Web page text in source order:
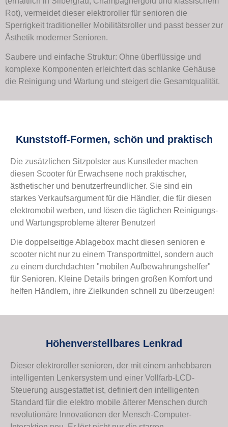
Rot), vermeidet dieser elektroroller für senioren die
Sperrigkeit traditioneller Mobilitätsroller und passt besser zur
Ästhetik moderner Senioren.
Saubere und einfache Struktur: Ohne überflüssige und
komplexe Komponenten erleichtert das schlanke Gehäuse
die Reinigung und Wartung und steigert die Gesamtqualität.
Kunststoff-Formen, schön und praktisch
Die zusätzlichen Sitzpolster aus Kunstleder machen
diesen Scooter für Erwachsene noch praktischer,
ästhetischer und benutzerfreundlicher. Sie sind ein
starkes Verkaufsargument für die Händler, die für diesen
elektromobil werben, und lösen die täglichen Reinigungs-
und Wartungsprobleme älterer Benutzer!
Die doppelseitige Ablagebox macht diesen senioren e
scooter nicht nur zu einem Transportmittel, sondern auch
zu einem durchdachten "mobilen Aufbewahrungshelfer"
für Senioren. Kleine Details bringen großen Komfort und
helfen Händlern, ihre Zielkunden schnell zu überzeugen!
Höhenverstellbares Lenkrad
Dieser elektroroller senioren, der mit einem anhebbaren
intelligenten Lenkersystem und einer Vollfarb-LCD-
Steuerung ausgestattet ist, definiert den intelligenten
Standard für die elektro mobile älterer Menschen durch
revolutionäre Innovationen der Mensch-Computer-